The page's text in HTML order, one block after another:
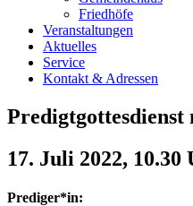
Friedhöfe
Veranstaltungen
Aktuelles
Service
Kontakt & Adressen
17. Juli 2022, 10.30
Prediger*in: